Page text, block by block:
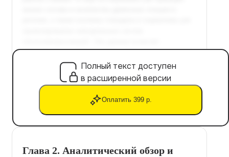
Полный текст доступен
в расширенной версии
Оплатить 399 р.
Глава 2. Аналитический обзор и